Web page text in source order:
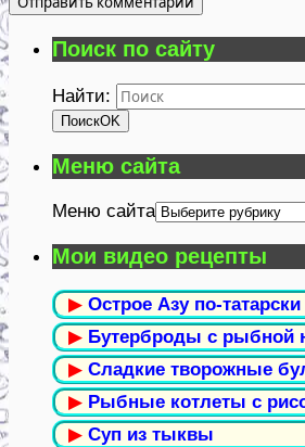
Поиск по сайту
Найти:
ПоискOK
Меню сайта
Меню сайта
Мои видео рецепты
▶ Острое Азу по-татарски
▶ Бутерброды с рыбной
▶ Сладкие творожные
▶ Рыбные котлеты с
▶ Суп из тыквы